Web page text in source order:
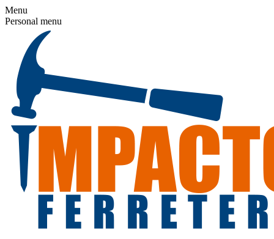
Menu
Personal menu